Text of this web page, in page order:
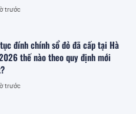
trước
đính chính sổ đỏ đã cấp tại Hà
thế nào theo quy định mới
trước